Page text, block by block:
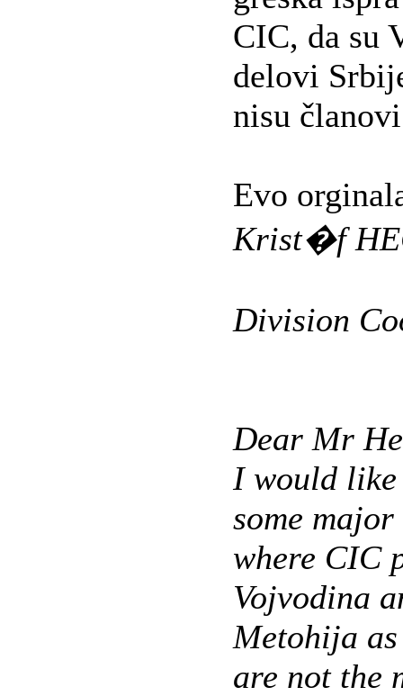
CIC, da su
delovi
nisu
Evo
Krist�f
Division
Dear Mr
I would
some
where CIC
Vojvodina
Metohija
are not the